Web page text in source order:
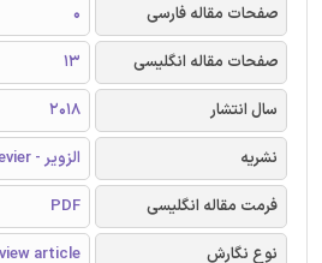
صفحات مقاله فارسی
0
صفحات مقاله انگلیسی
13
سال انتشار
2018
نشریه
الزویر - Elsevier
فرمت مقاله انگلیسی
PDF
نوع نگارش
article